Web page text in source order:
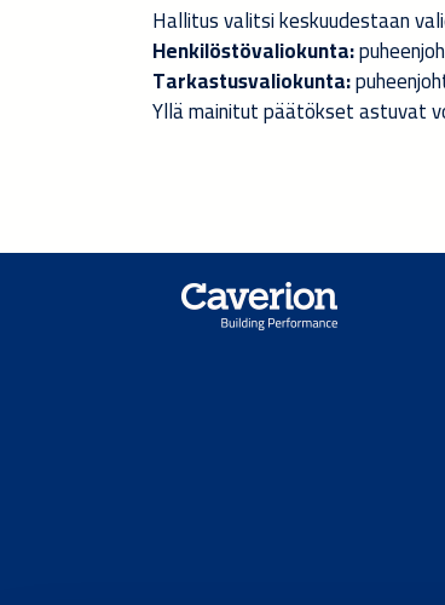
Hallitus valitsi keskuudestaan
Henkilöstövaliokunta:
Tarkastusvaliokunta:
Yllä mainitut päätökset astuvat